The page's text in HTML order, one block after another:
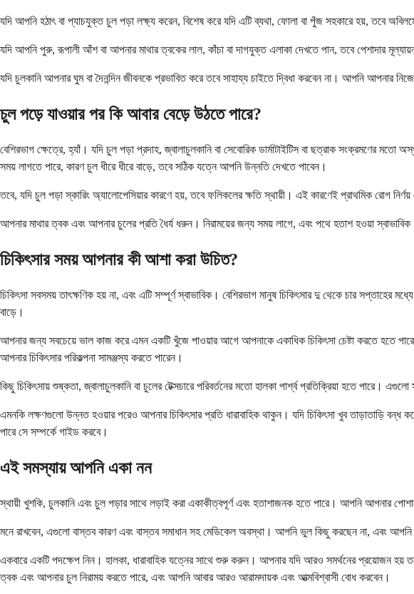
যদি আপনি হঠাৎ বা প্যাচযুক্ত চুল পড়া লক্ষ্য করেন, বিশেষ করে যদি এটি ব্যথা, ফোলা বা পুঁজ সহকারে হয়, তবে
যদি আপনি পুরু, রূপালী আঁশ বা আপনার মাথার ত্বকের লাল, কাঁচা বা দাগযুক্ত এলাকা দেখতে পান, তবে পেশাদার
যদি চুলকানি আপনার ঘুম বা দৈনন্দিন জীবনকে প্রভাবিত করে তবে সাহায্য চাইতে দ্বিধা করবেন না। আপনি আপনার
চুল পড়ে যাওয়ার পর কি আবার বেড়ে উঠতে পারে?
বেশিরভাগ ক্ষেত্রে, হ্যাঁ। যদি চুল পড়া প্রদাহ, জ্বালাচুলকানি বা সেবোরিক ডার্মাটাইটিস বা ছত্রাক সংক্রমণের
সময় লাগতে পারে, কারণ চুল ধীরে ধীরে বাড়ে, তবে সঠিক যত্নে আপনি উন্নতি দেখতে পাবেন।
তবে, যদি চুল পড়া স্কারিং অ্যালোপেসিয়ার কারণে হয়, তবে ফলিকলের ক্ষতি স্থায়ী। এই কারণেই প্রাথমিক রোগ
আপনার মাথার ত্বক এবং আপনার চুলের প্রতি ধৈর্য ধরুন। নিরাময়ের জন্য সময় লাগে, এবং পথে হতাশ হওয়া
চিকিৎসার সময় আপনার কী আশা করা উচিত?
চিকিৎসা সবসময় তাৎক্ষণিক হয় না, এবং এটি সম্পূর্ণ স্বাভাবিক। বেশিরভাগ মানুষ চিকিৎসার দু থেকে চার সপ্তাহের
বাড়ে।
আপনার জন্য সবচেয়ে ভাল কাজ করে এমন একটি খুঁজে পাওয়ার আগে আপনাকে একাধিক চিকিৎসা চেষ্টা করতে হতে
আপনার চিকিৎসার পরিকল্পনা সামঞ্জস্য করতে পারেন।
কিছু চিকিৎসায় শুষ্কতা, জ্বালাচুলকানি বা চুলের টেক্সচারে পরিবর্তনের মতো হালকা পার্শ্ব প্রতিক্রিয়া হতে পারে।
এমনকি লক্ষণগুলো উন্নত হওয়ার পরেও আপনার চিকিৎসার প্রতি ধারাবাহিক থাকুন। যদি চিকিৎসা খুব তাড়াতাড়ি
পারে সে সম্পর্কে গাইড করবে।
এই সমস্যায় আপনি একা নন
স্থায়ী খুশকি, চুলকানি এবং চুল পড়ার সাথে লড়াই করা একাকীত্বপূর্ণ এবং হতাশাজনক হতে পারে। আপনি আপনার
মনে রাখবেন, এগুলো বাস্তব কারণ এবং বাস্তব সমাধান সহ মেডিকেল অবস্থা। আপনি ভুল কিছু করছেন না, এবং
একবারে একটি পদক্ষেপ নিন। হালকা, ধারাবাহিক যত্নের সাথে শুরু করুন। আপনার যদি আরও সমর্থনের প্রয়োজন
ত্বক এবং আপনার চুল নিরাময় করতে পারে, এবং আপনি আবার আরও আরামদায়ক এবং আত্মবিশ্বাসী বোধ করবেন।